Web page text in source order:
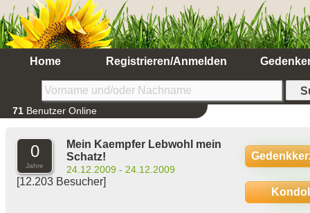
Home Registrieren/Anmelden
71 Benutzer Online
0
Jahre
Mein Kaempfer Lebwohl mein
Schatz!
24.12.2009 - 24.12.2009
[12.203 Besucher]